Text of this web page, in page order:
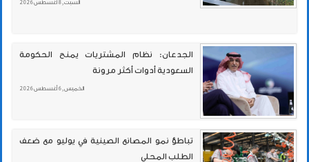
السبت , 8 أغسطس 2026
الجدعان: نظام المشتريات يمنح الحكومة
السعودية أدوات أكثر مرونة
الخميس , 6 أغسطس 2026
تباطؤ نمو المصانع الصينية في يوليو مع ضعف
الطلب المحلي